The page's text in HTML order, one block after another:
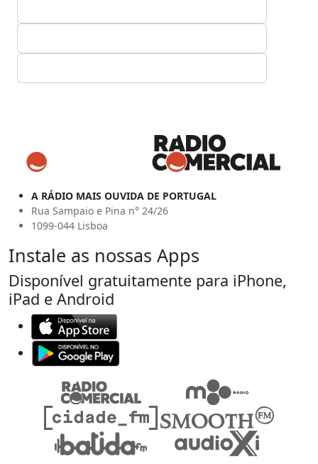
A RÁDIO MAIS OUVIDA DE PORTUGAL
Rua Sampaio e Pina n° 24/26
1099-044 Lisboa
Instale as nossas Apps
Disponível gratuitamente para iPhone,
iPad e Android